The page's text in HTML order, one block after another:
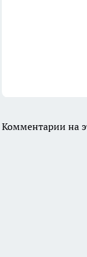
Комментарии на